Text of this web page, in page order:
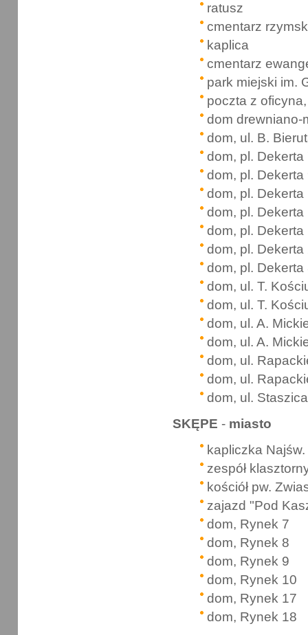
ratusz
cmentarz
kaplica
cmentarz
park miejski im.
poczta z
dom drewniano-
dom, ul. B.
dom, pl. Dekerta
dom, pl. Dekerta
dom, pl. Dekerta
dom, pl. Dekerta
dom, pl. Dekerta
dom, pl. Dekerta
dom, pl. Dekerta
dom, ul. T.
dom, ul. T.
dom, ul. A.
dom, ul. A.
dom, ul.
dom, ul.
dom, ul.
SKĘPE - miasto
kapliczka
zespół
kościół pw.
zajazd "Pod
dom, Rynek 7
dom, Rynek 8
dom, Rynek 9
dom, Rynek 10
dom, Rynek 17
dom, Rynek 18